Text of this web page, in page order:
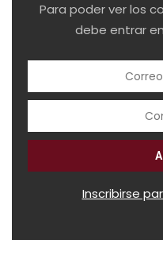
Para poder ver los
debe entrar
Inscribirse